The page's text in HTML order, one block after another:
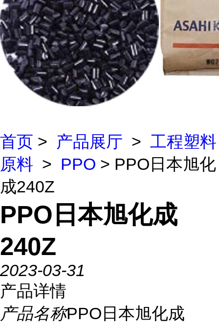
首页 > 产品展厅 > 工程塑料
原料 > PPO > PPO日本旭化
成240Z
PPO日本旭化成
240Z
2023-03-31
产品详情
产品名称PPO日本旭化成